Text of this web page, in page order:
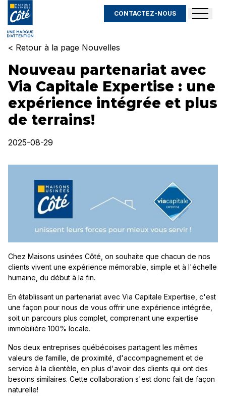
CONTACTEZ-NOUS
< Retour à la page Nouvelles
Nouveau partenariat avec
Via Capitale Expertise : une
expérience intégrée et plus
de terrains!
2025-08-29
Chez Maisons usinées Côté, on souhaite que chacun de nos
clients vivent une expérience mémorable, simple et à l'échelle
humaine, du début à la fin.
En établissant un partenariat avec Via Capitale Expertise, c'est
une façon pour nous de vous offrir une expérience intégrée,
soit un parcours plus complet, comprenant une expertise
immobilière 100% locale.
Nos deux entreprises québécoises partagent les mêmes
valeurs de famille, de proximité, d'accompagnement et de
service à la clientèle, en plus d'avoir des clients qui ont des
besoins similaires. Cette collaboration s'est donc fait de façon
naturelle!